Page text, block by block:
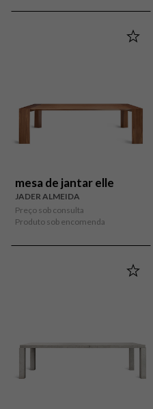
mesa de jantar elle
JADER ALMEIDA
Preço sob consulta
Produto sob encomenda